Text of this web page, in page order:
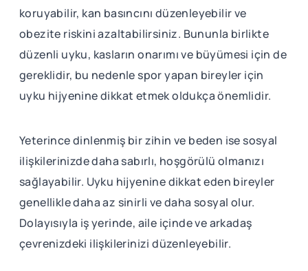
koruyabilir, kan basıncını düzenleyebilir ve
obezite riskini azaltabilirsiniz. Bununla birlikte
düzenli uyku, kasların onarımı ve büyümesi için de
gereklidir, bu nedenle spor yapan bireyler için
uyku hijyenine dikkat etmek oldukça önemlidir.
Yeterince dinlenmiş bir zihin ve beden ise sosyal
ilişkilerinizde daha sabırlı, hoşgörülü olmanızı
sağlayabilir. Uyku hijyenine dikkat eden bireyler
genellikle daha az sinirli ve daha sosyal olur.
Dolayısıyla iş yerinde, aile içinde ve arkadaş
çevrenizdeki ilişkilerinizi düzenleyebilir.